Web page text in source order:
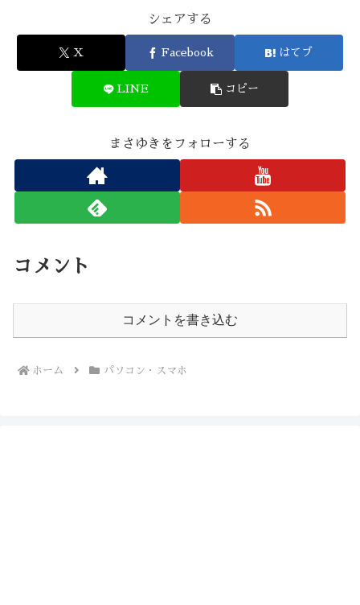
シェアする
X Facebook はてブ
LINE コピー
まさゆきをフォローする
コメント
コメントを書き込む
ホーム パソコン・スマホ